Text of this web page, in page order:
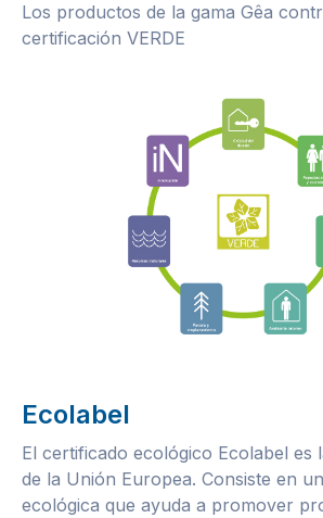
Los productos de la gama Gêa
certificación VERDE
Ecolabel
El certificado ecológico Ecolabel es
de la Unión Europea. Consiste en
ecológica que ayuda a promover